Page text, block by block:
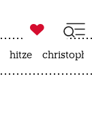

taz zahl ich
hitze